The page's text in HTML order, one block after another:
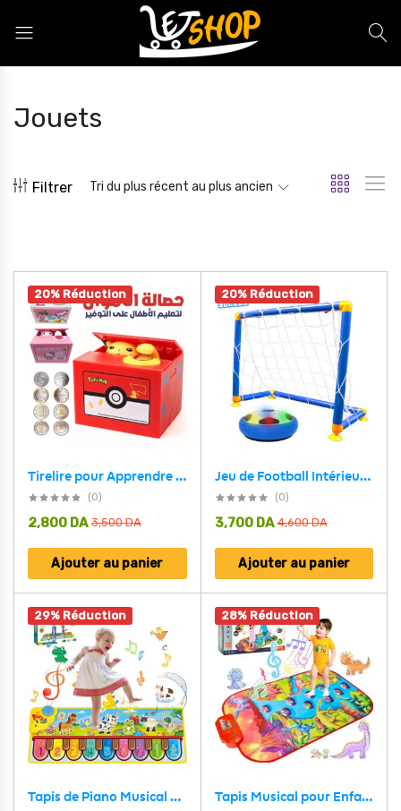
Jouets
Filtrer Tri du plus récent au plus ancien
20% Réduction
Tirelire pour Apprendre aux Enfants à économiser de L’argent – حصالة الأموال لتعليم الأطفال على التوفير
(0)
3,500DA
2,800 DA
Ajouter au panier
20% Réduction
Jeu de Football Intérieur Hover avec But – لعبة كرة القدم مع المرمى
(0)
4,600DA
3,700 DA
Ajouter au panier
29% Réduction
Tapis de Piano Musical pour Enfants 3-6 Ans – حصيرة بيانو موسيقية للأطفال
28% Réduction
Tapis Musical pour Enfants 1-5 Ans – سجادة موسيقية للأطفال